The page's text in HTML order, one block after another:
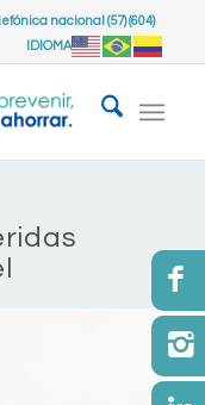
nacional (57) (604)
IDIOMA